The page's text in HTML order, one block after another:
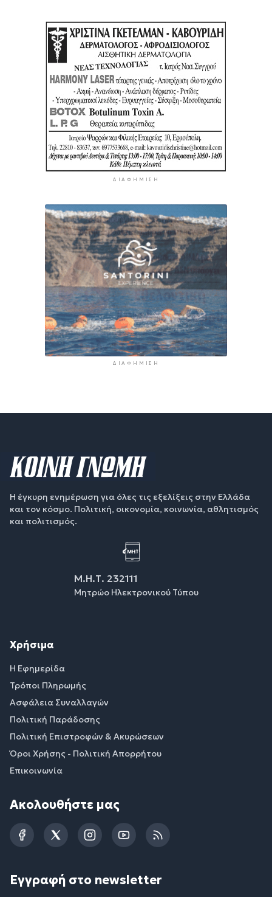
ΔΙΑΦΉΜΙΣΗ
ΔΙΑΦΉΜΙΣΗ
Η έγκυρη ενημέρωση για όλες τις εξελίξεις στην Ελλάδα
και τον κόσμο. Πολιτική, οικονομία, κοινωνία, αθλητισμός
και πολιτισμός.
Μ.Η.Τ. 232111
Μητρώο Ηλεκτρονικού Τύπου
Χρήσιμα
Η Εφημερίδα
Τρόποι Πληρωμής
Ασφάλεια Συναλλαγών
Πολιτική Παράδοσης
Πολιτική Επιστροφών & Ακυρώσεων
Όροι Χρήσης - Πολιτική Απορρήτου
Επικοινωνία
Ακολουθήστε μας
FacebookTwitterInstagramYouTubeRSS
Εγγραφή στο newsletter